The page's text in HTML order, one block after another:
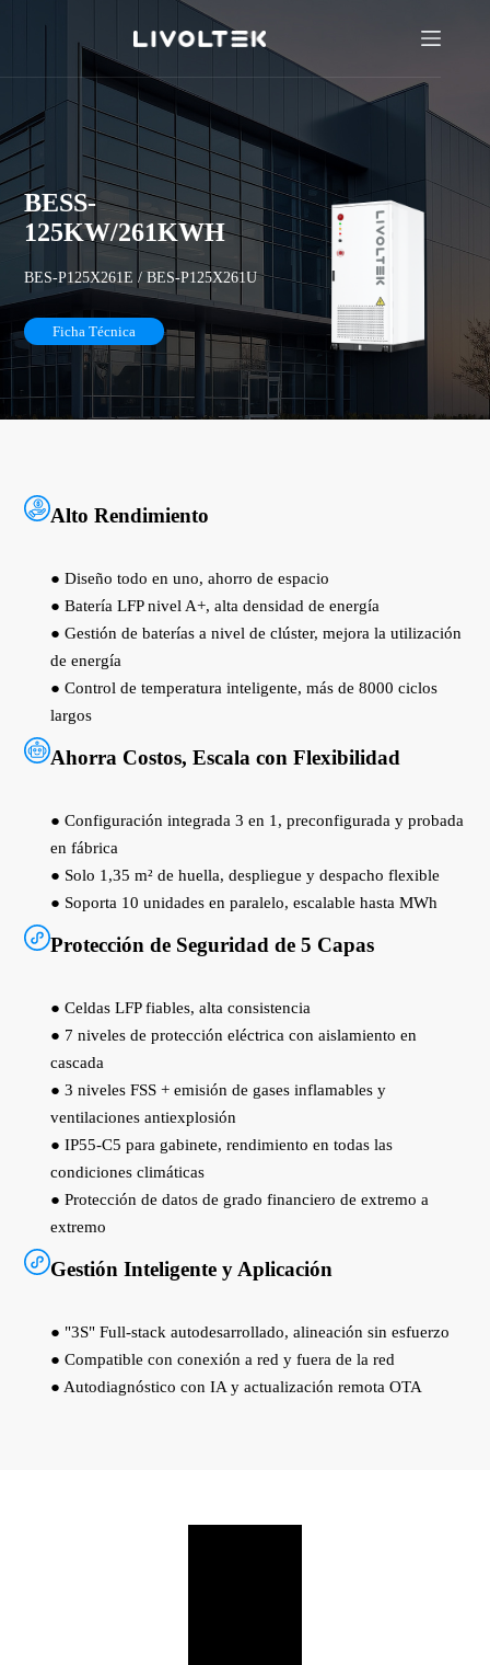
BESS-
125KW/261KWH
BES-P125X261E / BES-P125X261U
Ficha Técnica
Alto Rendimiento
● Diseño todo en uno, ahorro de espacio
● Batería LFP nivel A+, alta densidad de energía
● Gestión de baterías a nivel de clúster, mejora la utilización
de energía
● Control de temperatura inteligente, más de 8000 ciclos
largos
Ahorra Costos, Escala con Flexibilidad
● Configuración integrada 3 en 1, preconfigurada y probada
en fábrica
● Solo 1,35 m² de huella, despliegue y despacho flexible
● Soporta 10 unidades en paralelo, escalable hasta MWh
Protección de Seguridad de 5 Capas
● Celdas LFP fiables, alta consistencia
● 7 niveles de protección eléctrica con aislamiento en
cascada
● 3 niveles FSS + emisión de gases inflamables y
ventilaciones antiexplosión
● IP55-C5 para gabinete, rendimiento en todas las
condiciones climáticas
● Protección de datos de grado financiero de extremo a
extremo
Gestión Inteligente y Aplicación
● "3S" Full-stack autodesarrollado, alineación sin esfuerzo
● Compatible con conexión a red y fuera de la red
● Autodiagnóstico con IA y actualización remota OTA